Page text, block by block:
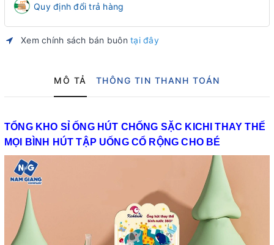
Quy định đổi trả hàng
Xem chính sách bán buôn tại đây
MÔ TẢ THÔNG TIN THANH TOÁN
TỔNG KHO SỈ ỐNG HÚT CHỐNG SẶC KICHI THAY THẾ
MỌI BÌNH HÚT TẬP UỐNG CỔ RỘNG CHO BÉ